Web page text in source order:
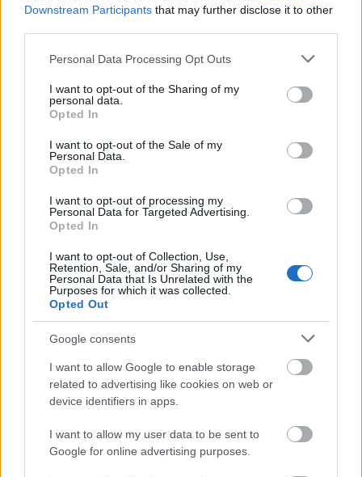
Downstream Participants that may further disclose it to other
Please note that this website/app uses one or more Google
not limited to your visit or usage behaviour. You may click to
grant or deny consent to Google and its third-party tags to
use your data for below specified purposes in below Google
consent section.
Personal Data Processing Opt Outs
I want to opt-out of the Sharing of my
personal data.
Opted In
I want to opt-out of the Sale of my
Personal Data.
Opted In
I want to opt-out of processing my
Personal Data for Targeted Advertising.
Opted In
I want to opt-out of Collection, Use,
Retention, Sale, and/or Sharing of my
Personal Data that Is Unrelated with the
Purposes for which it was collected.
Opted Out
Google consents
I want to allow Google to enable storage
related to advertising like cookies on web or
device identifiers in apps.
I want to allow my user data to be sent to
Google for online advertising purposes.
κατάσταση.
επιδείνωση του οικονομικού κλίματος
αποτυπώνεται και στις προθέσεις κατανάλωσης και
επενδύσεων των νοικοκυριών. Παρότι
αγοράς ή κατασκευής κατοικίας, ο σχετικός δείκτης
παραμένει σε ιδιαίτερα χαμηλά επίπεδα, στις -89,8
μονάδες. Ακόμη μεγαλύτερη είναι η πτώση στην
πρόθεση πραγματοποίησης σημαντικών δαπανών
να διαμορφώνεται στις -85,2 μονάδες από -77,9 το
προηγούμενο τρίμηνο. Μόλις το 4,6% των
νοικοκυριών δηλώνει πιθανό να προχωρήσει σε
αντίστοιχες δαπάνες μέσα στον επόμενο χρόνο,
συγκεκριμένοι πρόδρομοι
ιδιαίτερα κρίσιμοι για την πορεία της ιδιωτικής
κατανάλωσης και της φορολογικής συνέπειας των